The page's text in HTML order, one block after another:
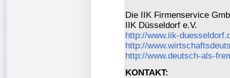
Die IIK Firmenservice
IIK Düsseldorf e.V.
http://www.iik-
http://
http://www.deutsch-als-
KONTAKT: